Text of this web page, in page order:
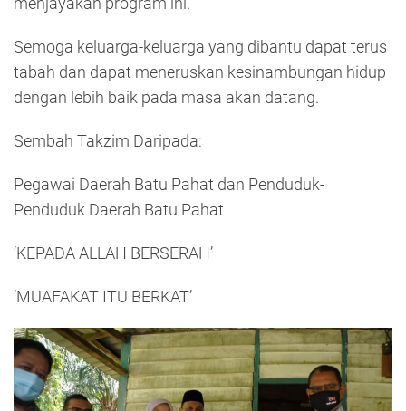
Semoga keluarga-keluarga yang dibantu dapat terus
tabah dan dapat meneruskan kesinambungan hidup
dengan lebih baik pada masa akan datang.
Sembah Takzim Daripada:
Pegawai Daerah Batu Pahat dan Penduduk-
Penduduk Daerah Batu Pahat
‘KEPADA ALLAH BERSERAH’
‘MUAFAKAT ITU BERKAT’